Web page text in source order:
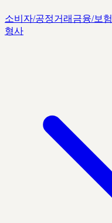
소비자/공정거래 금융/보험
형사